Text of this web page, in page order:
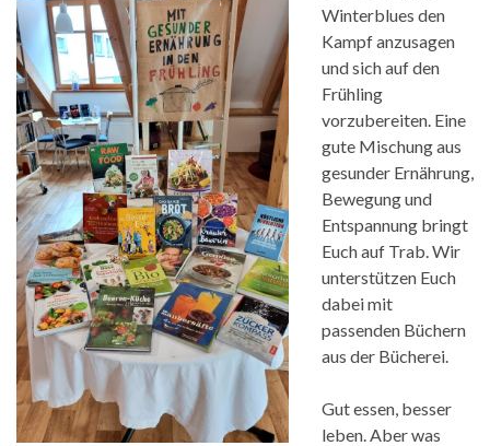
Winterblues den
Kampf anzusagen
und sich auf den
Frühling
vorzubereiten. Eine
gute Mischung aus
gesunder Ernährung,
Bewegung und
Entspannung bringt
Euch auf Trab. Wir
unterstützen Euch
dabei mit
passenden Büchern
aus der Bücherei.
Gut essen, besser
leben. Aber was